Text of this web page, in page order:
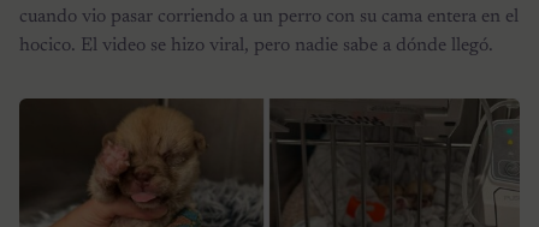
cuando vio pasar corriendo a un perro con su cama entera en el
hocico. El video se hizo viral, pero nadie sabe a dónde llegó.